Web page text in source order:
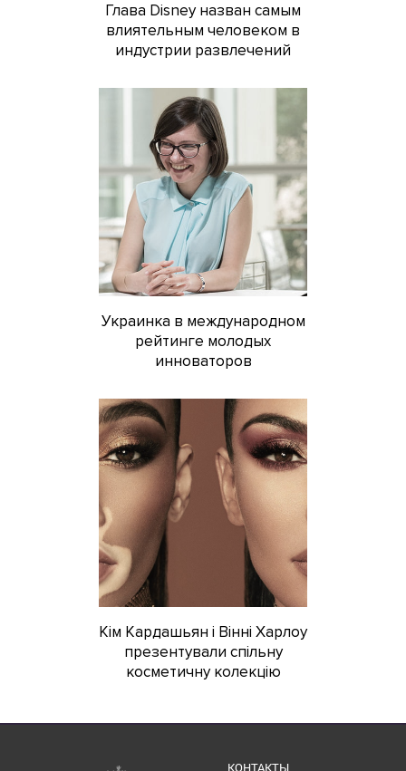
Глава Disney назван самым
влиятельным человеком в
индустрии развлечений
Украинка в международном
рейтинге молодых
инноваторов
Кім Кардашьян і Вінні Харлоу
презентували спільну
косметичну колекцію
КОНТАКТЫ